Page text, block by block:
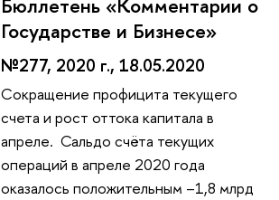
Государстве и Бизнесе»
№277, 2020 г., 18.05.2020
Сокращение профицита текущего
счета и рост оттока капитала в
апреле. Сальдо счёта текущих
операций в апреле 2020 года
оказалось положительным –1,8 млрд